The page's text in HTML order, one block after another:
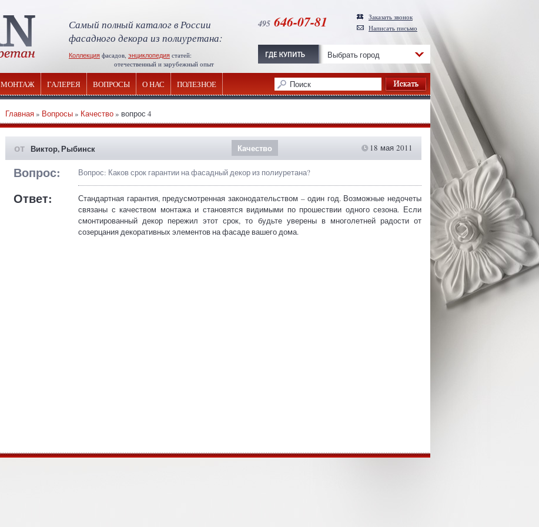
Самый полный каталог в России
фасадного декора из полиуретана:
Коллекция фасадов, энциклопедия статей:
отечественный и зарубежный опыт
495 646-07-81
Заказать звонок
Написать письмо
Выбрать город
МОНТАЖ ГАЛЕРЕЯ ВОПРОСЫ О НАС ПОЛЕЗНОЕ
Главная» Вопросы» Качество» вопрос 4
от Виктор, Рыбинск Качество 18 мая 2011
Вопрос: Вопрос: Каков срок гарантии на фасадный декор из полиуретана?
Ответ:
Стандартная гарантия, предусмотренная законодательством – один год. Возможные недочеты
связаны с качеством монтажа и становятся видимыми по прошествии одного сезона. Если
смонтированный декор пережил этот срок, то будьте уверены в многолетней радости от
созерцания декоративных элементов на фасаде вашего дома.